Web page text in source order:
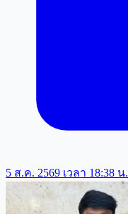
5 ส.ค. 2569 เวลา 18:38 น.